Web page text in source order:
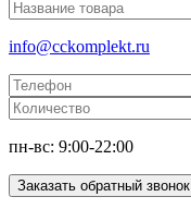
info@cckomplekt.ru
пн-вс: 9:00-22:00
Заказать обратный звонок